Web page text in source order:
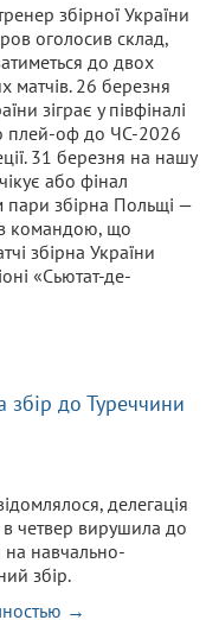
збірної України
оголосив склад,
до двох
матчів. 26 березня
зіграє у півфіналі
плей-оф до ЧС-2026
31 березня на нашу
або фінал
пари збірна Польщі —
командою, що
збірна України
«Сьютат-де-
збір до Туреччини
делегація
в четвер вирушила до
на навчально-
збір.
→